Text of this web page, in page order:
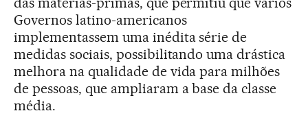
Governos latino-americanos
implementassem uma inédita série de
medidas sociais, possibilitando uma drástica
melhora na qualidade de vida para milhões
de pessoas, que ampliaram a base da classe
média.